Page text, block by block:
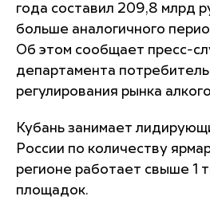
года составил 209,8 млрд
больше аналогичного
Об этом сообщает пресс-
департамента
регулирования рынка
Кубань занимает
России по количеству
регионе работает свыше 1
площадок.